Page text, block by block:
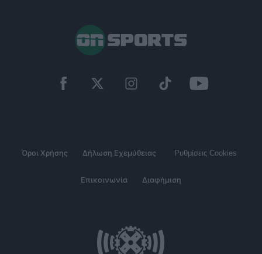
Όροι Χρήσης Δήλωση Εχεμύθειας Ρυθμίσεις Cookies
Επικοινωνία Διαφήμιση